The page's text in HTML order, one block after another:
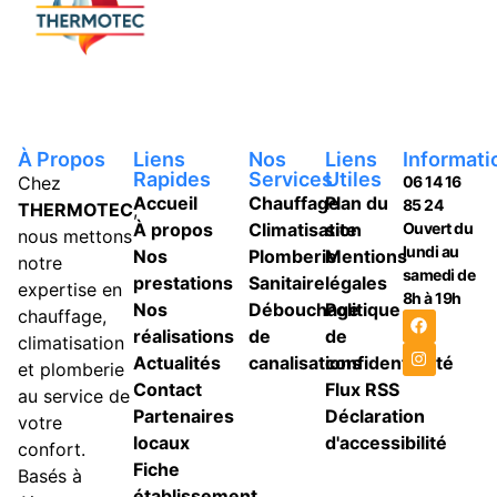
À Propos
Chez
THERMOTEC,
nous mettons
notre
expertise en
chauffage,
climatisation
et plomberie
au service de
votre
confort.
Basés à
Liens
Rapides
Accueil
À propos
Nos
prestations
Nos
réalisations
Actualités
Contact
Partenaires
locaux
Fiche
Nos
Services
Chauffage
Climatisation
Plomberie
Sanitaire
Débouchage
de
canalisations
Liens
Utiles
Plan du
site
Mentions
légales
Politique
de
confidentiailité
Flux RSS
Déclaration
d'accessibilité
06 14 16
85 24
Ouvert du
lundi au
samedi de
8h à 19h